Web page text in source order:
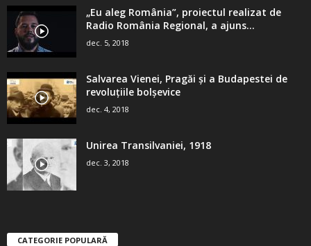
„Eu aleg România”, proiectul realizat de
Radio România Regional, a ajuns...
dec. 5, 2018
Salvarea Vienei, Pragăi şi a Budapestei de
revoluţiile bolşevice
dec. 4, 2018
Unirea Transilvaniei, 1918
dec. 3, 2018
CATEGORIE POPULARĂ